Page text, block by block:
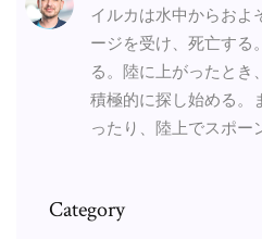
イルカは水中からおよ
ージを受け、死亡する
る。陸に上がったとき
積極的に探し始める。
ったり、陸上でスポー
Category